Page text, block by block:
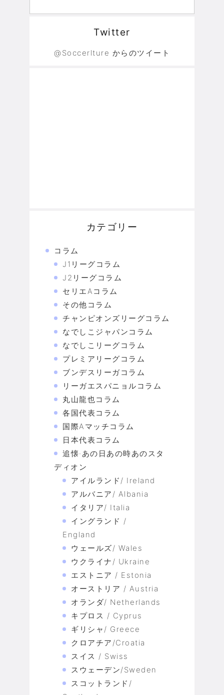
Twitter
@Soccerlture からのツイート
カテゴリー
コラム
J1リーグコラム
J2リーグコラム
セリエAコラム
その他コラム
チャンピオンズリーグコラム
なでしこジャパンコラム
なでしこリーグコラム
プレミアリーグコラム
ブンデスリーガコラム
リーガエスパニョルコラム
丸山龍也コラム
各国代表コラム
国際Aマッチコラム
日本代表コラム
追懐·あの日あの時あのスタ
ディオン
アイルランド/ Ireland
アルバニア/ Albania
イタリア/ Italia
イングランド /
England
ウェールズ/ Wales
ウクライナ/ Ukraine
エストニア / Estonia
オーストリア / Austria
オランダ/ Netherlands
キプロス / Cyprus
ギリシャ/ Greece
クロアチア/Croatia
スイス / Swiss
スウェーデン/Sweden
スコットランド/